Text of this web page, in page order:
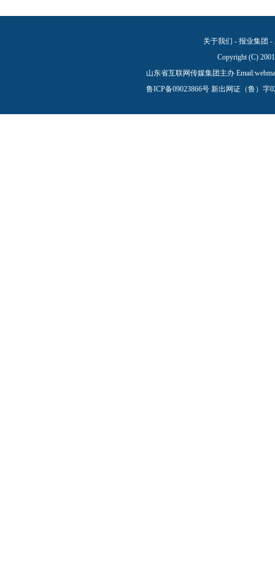
关于我们 - 报业集团 -
Copyright (C)
山东省互联网传媒集团主办 Email:
鲁ICP备09023866号 新出网证（鲁）字